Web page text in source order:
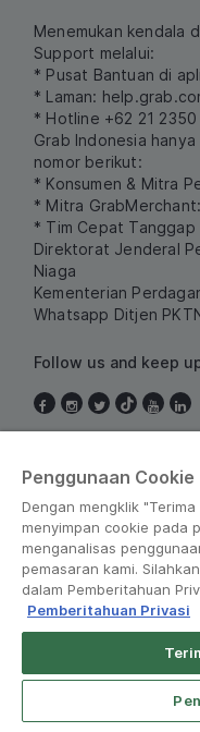
Menemukan kendala
Support melalui:
* Pusat Bantuan di
* Laman:
* Hotline +62 21
Grab Indonesia
nomor berikut:
* Konsumen & Mitra
* Mitra
* Tim Cepat
Direktorat Jenderal
Niaga
Kementerian
Whatsapp Ditjen
Follow us and keep
©
Grab for
Penggunaan Cookie
Dengan mengklik
menyimpan cookie pada
menganalisas
pemasaran kami.
dalam Pemberitahuan
Pemberitahuan Privasi